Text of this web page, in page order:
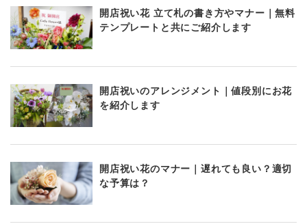
開店祝い花 立て札の書き方やマナー｜無料
テンプレートと共にご紹介します
開店祝いのアレンジメント｜値段別にお花
を紹介します
開店祝い花のマナー｜遅れても良い？適切
な予算は？